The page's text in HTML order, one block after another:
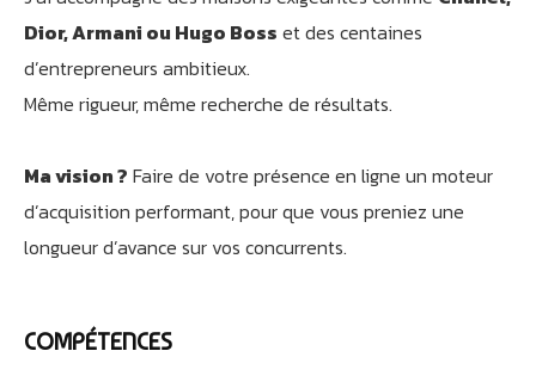
Dior, Armani ou Hugo Boss et des centaines
d’entrepreneurs ambitieux.
Même rigueur, même recherche de résultats.
Ma vision ? Faire de votre présence en ligne un moteur
d’acquisition performant, pour que vous preniez une
longueur d’avance sur vos concurrents.
COMPÉTENCES